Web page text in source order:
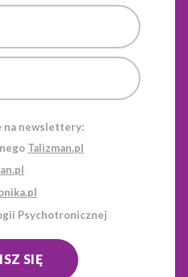
na newslettery:
Talizman.pl
Psychotronicznej
SIĘ